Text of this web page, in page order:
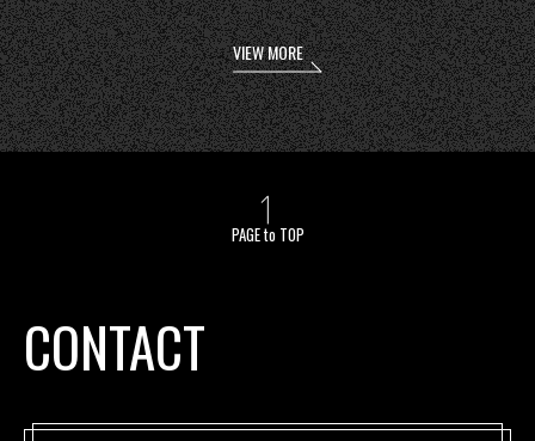
VIEW MORE
PAGE to TOP
CONTACT